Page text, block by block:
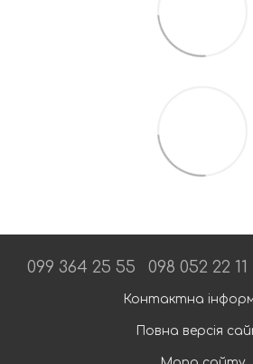
099 364 25 55 098 052 22 11
Контактна
Повна версія